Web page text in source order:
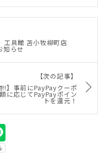
具館 苫小牧柳町店
知らせ
【次の記事】
!!】事前にPayPayクーポ
に応じてPayPayポイン
トを還元！